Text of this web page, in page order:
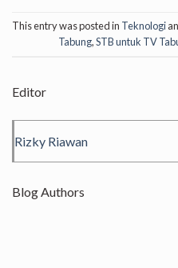
This entry was posted in Teknologi
Tabung,STB untuk TV
Editor
Rizky Riawan
Blog Authors